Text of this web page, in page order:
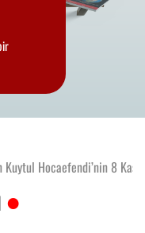
Hocaefendi’nin 8